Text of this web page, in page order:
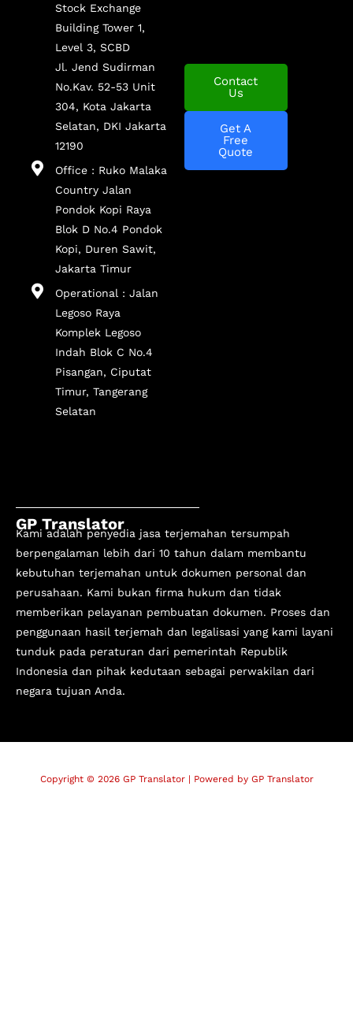
Stock Exchange
Building Tower 1,
Level 3, SCBD
Jl. Jend Sudirman
No.Kav. 52-53 Unit
304, Kota Jakarta
Selatan, DKI Jakarta
12190
Office : Ruko Malaka
Country Jalan
Pondok Kopi Raya
Blok D No.4 Pondok
Kopi, Duren Sawit,
Jakarta Timur
Operational : Jalan
Legoso Raya
Komplek Legoso
Indah Blok C No.4
Pisangan, Ciputat
Timur, Tangerang
Selatan
Contact
Us
Get A
Free
Quote
GP Translator
Kami adalah penyedia jasa terjemahan tersumpah
berpengalaman lebih dari 10 tahun dalam membantu
kebutuhan terjemahan untuk dokumen personal dan
perusahaan. Kami bukan firma hukum dan tidak
memberikan pelayanan pembuatan dokumen. Proses dan
penggunaan hasil terjemah dan legalisasi yang kami layani
tunduk pada peraturan dari pemerintah Republik
Indonesia dan pihak kedutaan sebagai perwakilan dari
negara tujuan Anda.
Copyright © 2026 GP Translator | Powered by GP Translator